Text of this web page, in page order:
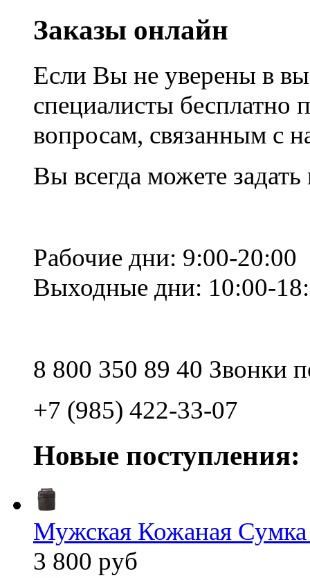
Заказы онлайн
Если Вы не уверены в
специалисты
вопросам, связанным с
Вы всегда можете
Рабочие дни: 9:00-20:00
Выходные дни: 10:00-
8 800 350 89 40 Звонки
+7 (985) 422-33-07
Новые поступления:
Мужская Кожаная
3 800 руб